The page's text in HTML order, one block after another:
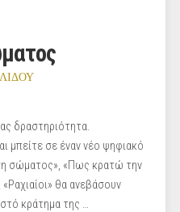
δραστηριότητα.
μπείτε σε έναν νέο ψηφιακό
σώματος», «Πως κρατώ την
θα ανεβάσουν
κράτημα της …